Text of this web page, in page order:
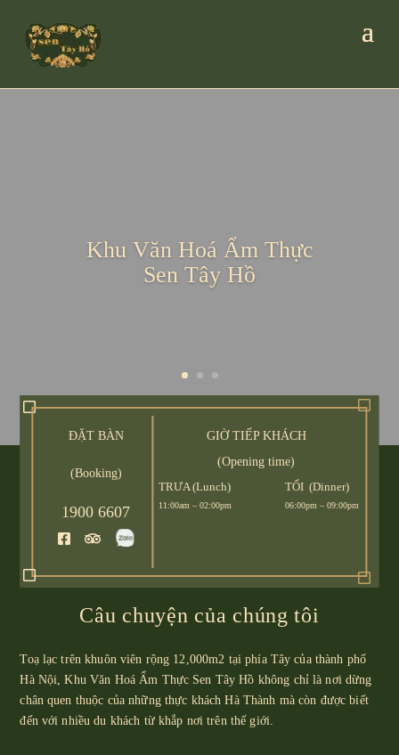
Khu Văn Hoá Ẩm Thực
Sen Tây Hồ
Câu chuyện của chúng tôi
Toạ lạc trên khuôn viên rộng 12,000m2 tại phía Tây của thành phố
Hà Nội, Khu Văn Hoá Ẩm Thực Sen Tây Hồ không chỉ là nơi dừng
chân quen thuộc của những thực khách Hà Thành mà còn được biết
đến với nhiều du khách từ khắp nơi trên thế giới.
ĐẶT BÀN
(Booking)
1900 6607
GIỜ TIẾP KHÁCH
(Opening time)
TRƯA (Lunch)
11:00am – 02:00pm
TỐI (Dinner)
06:00pm – 09:00pm
ĐẶT BÀN
(Booking)
1900 6607
GIỜ TIẾP KHÁCH
(Opening time)
TRƯA (Lunch)
11:00am – 02:00pm
TỐI (Dinner)
06:00pm – 09:00pm